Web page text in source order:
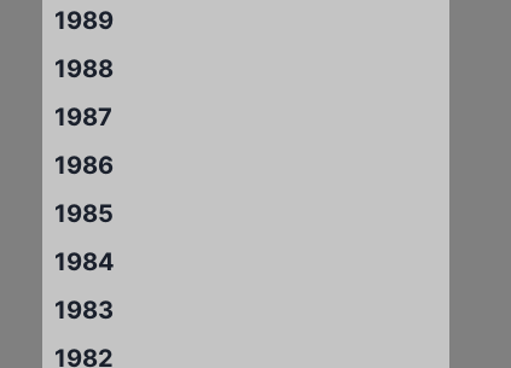
1989
1988
1987
1986
1985
1984
1983
1982